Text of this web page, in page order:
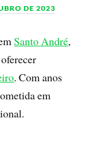
DE 2023
Santo André,
. Com anos
em